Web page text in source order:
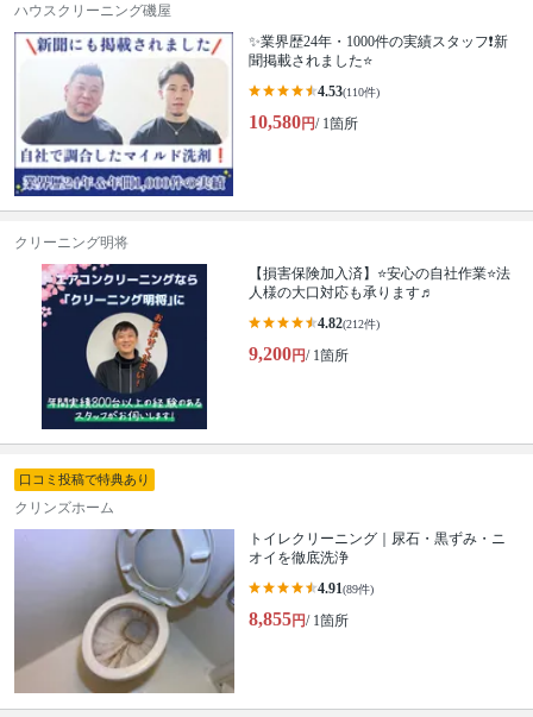
ハウスクリーニング磯屋
✨業界歴24年・1000件の実績スタッフ❗️新
聞掲載されました⭐️
4.53(110件)
10,580円/ 1箇所
クリーニング明将
【損害保険加入済】⭐️安心の自社作業⭐️法
人様の大口対応も承ります♬
4.82(212件)
9,200円/ 1箇所
口コミ投稿で特典あり
クリンズホーム
トイレクリーニング｜尿石・黒ずみ・ニ
オイを徹底洗浄
4.91(89件)
8,855円/ 1箇所